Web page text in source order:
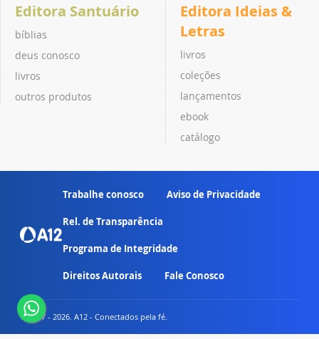
Editora Santuário
bíblias
deus conosco
livros
outros produtos
Editora Ideias &
Letras
livros
coleções
lançamentos
ebook
catálogo
Trabalhe conosco Aviso de Privacidade
Rel. de Transparência
Programa de Integridade
Direitos Autorais Fale Conosco
© 2007 - 2026. A12 - Conectados pela fé.